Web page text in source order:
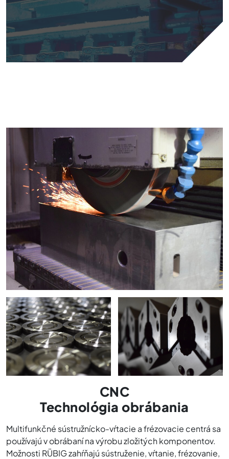
CNC
Technológia obrábania
Multifunkčné sústružnícko-vŕtacie a frézovacie centrá sa
používajú v obrábaní na výrobu zložitých komponentov.
Možnosti RÜBIG zahŕňajú sústruženie, vŕtanie, frézovanie,